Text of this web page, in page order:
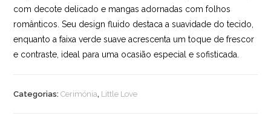
com decote delicado e mangas adornadas com folhos
românticos. Seu design fluido destaca a suavidade do tecido,
enquanto a faixa verde suave acrescenta um toque de frescor
e contraste, ideal para uma ocasião especial e sofisticada.
Categorias:Cerimónia, Little Love